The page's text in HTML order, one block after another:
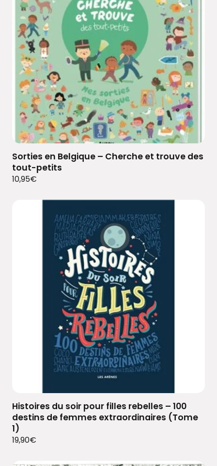
Sorties en Belgique – Cherche et trouve des
tout-petits
10,95€
Histoires du soir pour filles rebelles – 100
destins de femmes extraordinaires (Tome
1)
19,90€